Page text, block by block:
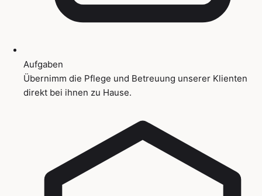
Aufgaben
Übernimm die Pflege und Betreuung unserer Klienten
direkt bei ihnen zu Hause.